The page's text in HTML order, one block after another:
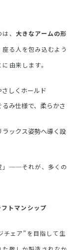
、 大きなアームの形
座る人を包み込むよう
由来します。
しくホールド
み仕様で、柔らかさ
ックス姿勢へ導く設
」──それが、多くの
トマンシップ
チェア” を目指して生